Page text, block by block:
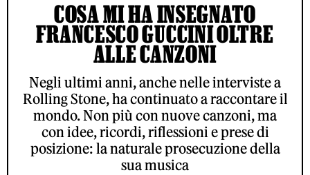
COSA MI HA INSEGNATO
FRANCESCO GUCCINI OLTRE
ALLE CANZONI
Negli ultimi anni, anche nelle interviste a
Rolling Stone, ha continuato a raccontare il
mondo. Non più con nuove canzoni, ma
con idee, ricordi, riflessioni e prese di
posizione: la naturale prosecuzione della
sua musica